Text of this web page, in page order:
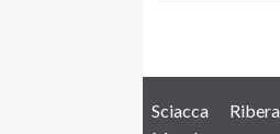
Sciacca Ribera